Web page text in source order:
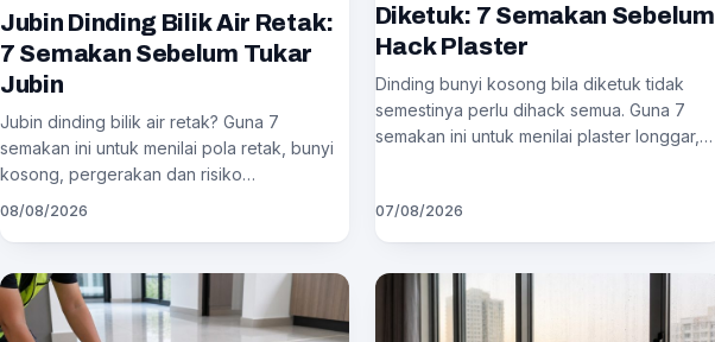
Jubin Dinding Bilik Air Retak:
7 Semakan Sebelum Tukar
Jubin
Jubin dinding bilik air retak? Guna 7
semakan ini untuk menilai pola retak, bunyi
kosong, pergerakan dan risiko…
08/08/2026
Diketuk: 7 Semakan Sebelum
Hack Plaster
Dinding bunyi kosong bila diketuk tidak
semestinya perlu dihack semua. Guna 7
semakan ini untuk menilai plaster longgar,…
07/08/2026